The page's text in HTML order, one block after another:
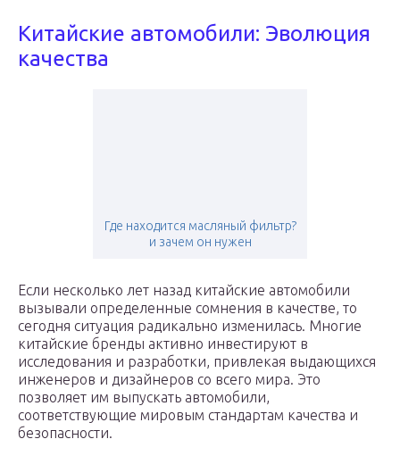
Китайские автомобили: Эволюция
качества
Где находится масляный фильтр?
и зачем он нужен
Если несколько лет назад китайские автомобили
вызывали определенные сомнения в качестве, то
сегодня ситуация радикально изменилась. Многие
китайские бренды активно инвестируют в
исследования и разработки, привлекая выдающихся
инженеров и дизайнеров со всего мира. Это
позволяет им выпускать автомобили,
соответствующие мировым стандартам качества и
безопасности.